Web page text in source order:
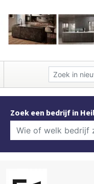
Zoek een bedrijf in